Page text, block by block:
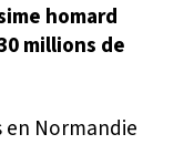
homard
millions de